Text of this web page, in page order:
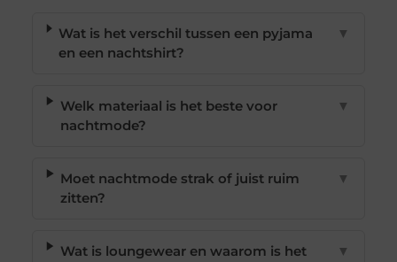
Wat is het verschil tussen een pyjama
en een nachtshirt?
▼
Welk materiaal is het beste voor
nachtmode?
▼
Moet nachtmode strak of juist ruim
zitten?
▼
Wat is loungewear en waarom is het ▼